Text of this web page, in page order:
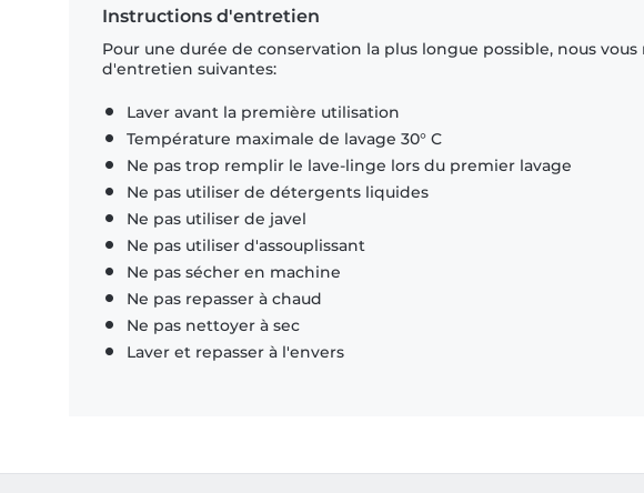
Instructions d'entretien
Pour une durée de conservation la plus longue possible, nous
d'entretien suivantes:
Laver avant la première utilisation
Température maximale de lavage 30° C
Ne pas trop remplir le lave-linge lors du premier lavage
Ne pas utiliser de détergents liquides
Ne pas utiliser de javel
Ne pas utiliser d'assouplissant
Ne pas sécher en machine
Ne pas repasser à chaud
Ne pas nettoyer à sec
Laver et repasser à l'envers